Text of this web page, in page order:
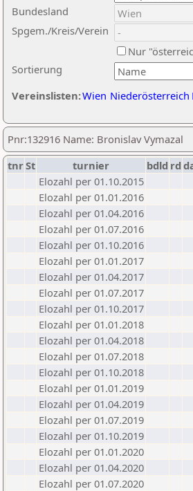
Sortierung
Bundesland
Spgem./Kreis/Verein
Nur
Vereinslisten:Wien Niederösterreich
Pnr:132916 Name: Bronislav Vymazal
tnrSt turnier bdld rd
Elozahl per 01.10.2015
Elozahl per 01.01.2016
Elozahl per 01.04.2016
Elozahl per 01.07.2016
Elozahl per 01.10.2016
Elozahl per 01.01.2017
Elozahl per 01.04.2017
Elozahl per 01.07.2017
Elozahl per 01.10.2017
Elozahl per 01.01.2018
Elozahl per 01.04.2018
Elozahl per 01.07.2018
Elozahl per 01.10.2018
Elozahl per 01.01.2019
Elozahl per 01.04.2019
Elozahl per 01.07.2019
Elozahl per 01.10.2019
Elozahl per 01.01.2020
Elozahl per 01.04.2020
Elozahl per 01.07.2020